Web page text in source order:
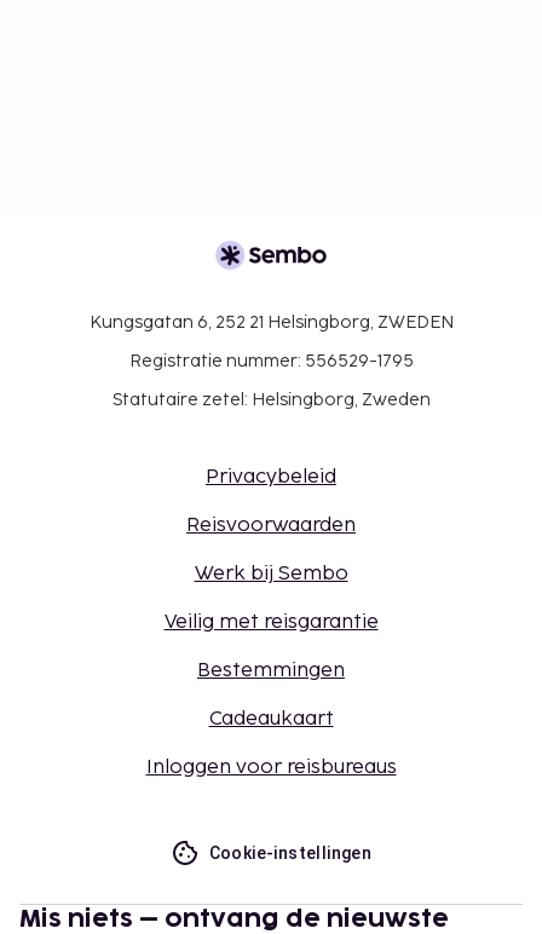
Kungsgatan 6, 252 21 Helsingborg, ZWEDEN
Registratie nummer: 556529-1795
Statutaire zetel: Helsingborg, Zweden
Privacybeleid
Reisvoorwaarden
Werk bij Sembo
Veilig met reisgarantie
Bestemmingen
Cadeaukaart
Inloggen voor reisbureaus
Cookie-instellingen
Mis niets – ontvang de nieuwste